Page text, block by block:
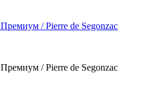
/ Pierre de Segonzac
/ Pierre de Segonzac